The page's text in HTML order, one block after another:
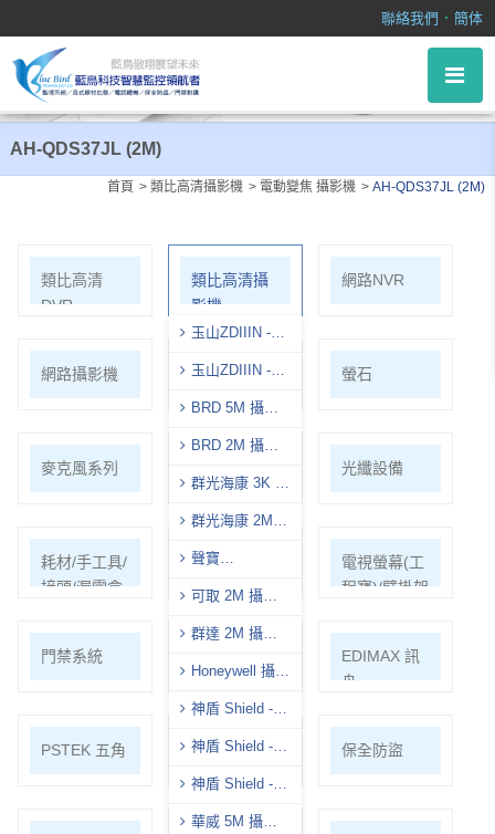
聯絡我們 ． 簡体
AH-QDS37JL (2M)
首頁 類比高清攝影機 電動變焦 攝影機 AH-QDS37JL (2M)
類比高清
DVR
類比高清攝
影機
玉山ZDIIIN -
玉山ZDIIIN -
BRD 5M 攝影
BRD 2M 攝影
群光海康 3K 攝
群光海康 2M
聲寶
影機
可取 2M 攝影
群達 2M 攝影
Honeywell 攝影
神盾 Shield -
神盾 Shield -
神盾 Shield -
華威 5M 攝影
網路NVR
網路攝影機 WIFI套裝 螢石
麥克風系列 光纖設備
耗材/手工具/
接頭/漏電盒
支架/迴轉台/
立柱
電視螢幕(工
程寶)/壁掛架
門禁系統
EDIMAX 訊
舟
PSTEK 五角 ATEN 保全防盜